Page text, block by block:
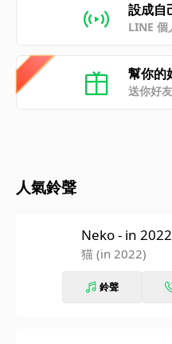
設成自
LINE 個
幫你的
送你好
人氣鈴聲
Neko - in 2022
猫 (in 2022)
鈴聲